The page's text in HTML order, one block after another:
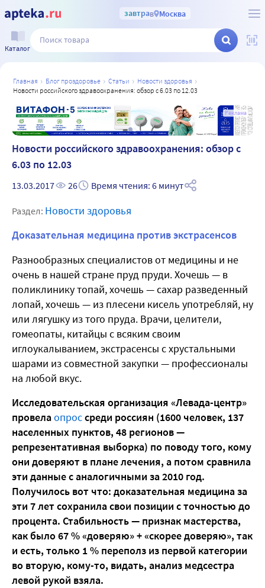
завтрав Москва
Каталог
главная блог проздоровье статьи
новости здоровья
новости российского здравоохранения: обзор с 6.03 по 12.03
Реклама
Новости российского здравоохранения: обзор с
6.03 по 12.03
13.03.2017 26 Время чтения: 6 минут
Раздел: Новости здоровья
Доказательная медицина против экстрасенсов
Разнообразных специалистов от медицины и не
очень в нашей стране пруд пруди. Хочешь — в
поликлинику топай, хочешь — сахар разведенный
лопай, хочешь — из плесени кисель употребляй, ну
или лягушку из того пруда. Врачи, целители,
гомеопаты, китайцы с всяким своим
иглоукалыванием, экстрасенсы с хрустальными
шарами из совместной закупки — профессионалы
на любой вкус.
Исследовательская организация «Левада-центр»
провелаопроссреди россиян (1600 человек, 137
населенных пунктов, 48 регионов —
репрезентативная выборка) по поводу того, кому
они доверяют в плане лечения, а потом сравнила
эти данные с аналогичными за 2010 год.
Получилось вот что: доказательная медицина за
эти 7 лет сохранила свои позиции с точностью до
процента. Стабильность — признак мастерства,
как было 67 % «доверяю» + «скорее доверяю», так
и есть, только 1 % переполз из первой категории
во вторую, кому-то, видать, анализ медсестра
левой рукой взяла.